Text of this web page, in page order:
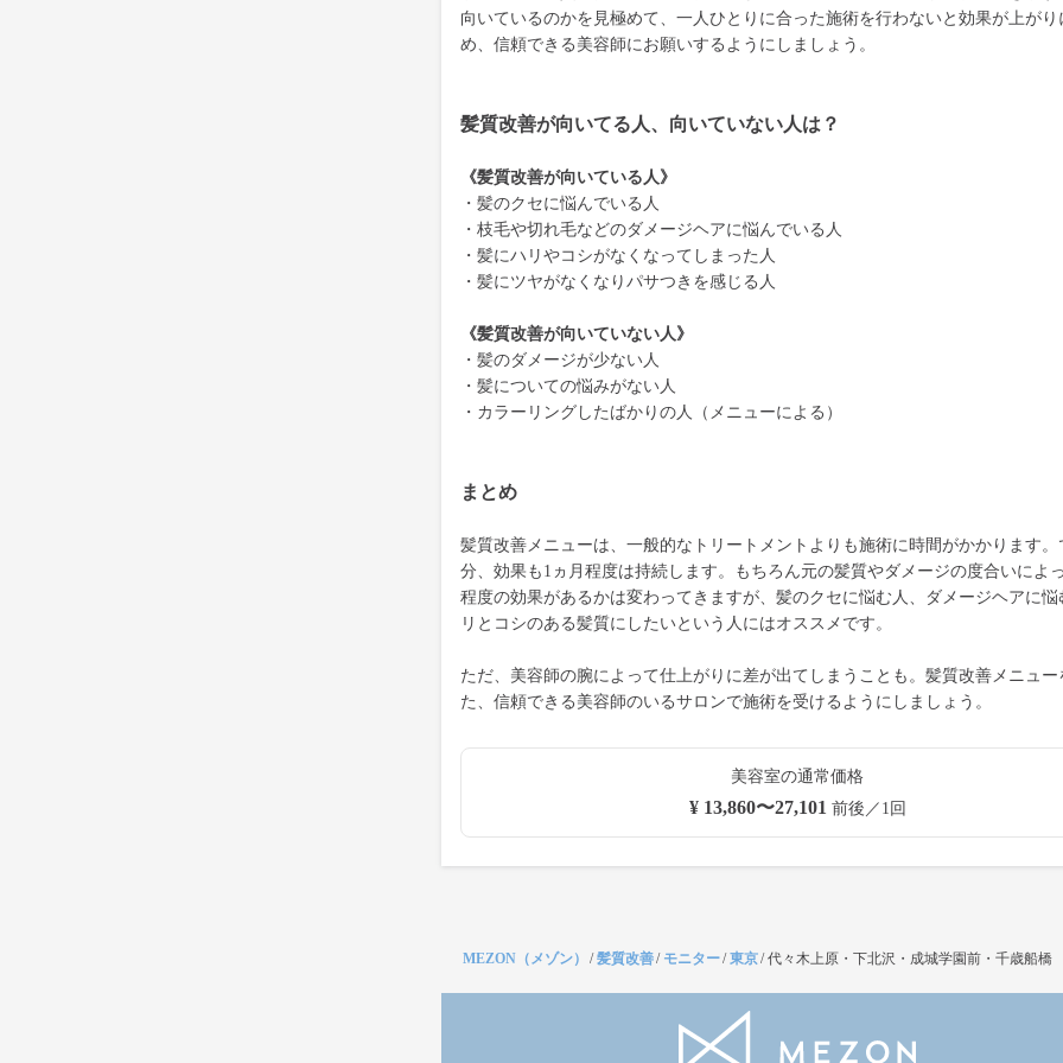
向いているのかを見極めて、一人ひとりに合った施術を行わないと効果が上がり
め、信頼できる美容師にお願いするようにしましょう。
髪質改善が向いてる人、向いていない人は？
《髪質改善が向いている人》
・髪のクセに悩んでいる人
・枝毛や切れ毛などのダメージヘアに悩んでいる人
・髪にハリやコシがなくなってしまった人
・髪にツヤがなくなりパサつきを感じる人
《髪質改善が向いていない人》
・髪のダメージが少ない人
・髪についての悩みがない人
・カラーリングしたばかりの人（メニューによる）
まとめ
髪質改善メニューは、一般的なトリートメントよりも施術に時間がかかります。
分、効果も1ヵ月程度は持続します。もちろん元の髪質やダメージの度合いによ
程度の効果があるかは変わってきますが、髪のクセに悩む人、ダメージヘアに悩
リとコシのある髪質にしたいという人にはオススメです。
ただ、美容師の腕によって仕上がりに差が出てしまうことも。髪質改善メニュー
た、信頼できる美容師のいるサロンで施術を受けるようにしましょう。
美容室の通常価格
¥ 13,860〜27,101 前後／1回
MEZON（メゾン） /髪質改善/ モニター/東京/代々木上原・下北沢・成城学園前・千歳船橋